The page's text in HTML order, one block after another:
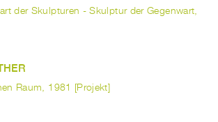
der Skulpturen - Skulptur der Gegenwart,
Raum, 1981 [Projekt]